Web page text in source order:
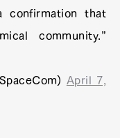
confirmation that
community.”
April 7,